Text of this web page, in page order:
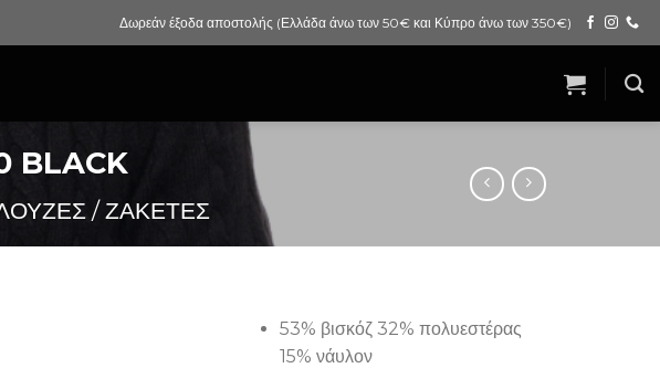
Δωρεάν έξοδα αποστολής (Ελλάδα άνω των 50€ και Κύπρο άνω των 350€)
BLACK
/ ΖΑΚΕΤΕΣ
53% βισκόζ 32% πολυεστέρας
15% νάυλον